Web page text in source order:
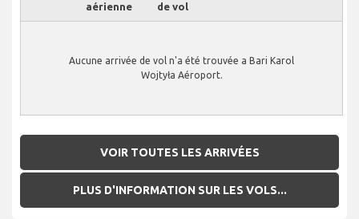
aérienne
de vol
Aucune arrivée de vol n'a été trouvée a Bari Karol
Wojtyła Aéroport.
VOIR TOUTES LES ARRIVÉES
PLUS D'INFORMATION SUR LES VOLS...